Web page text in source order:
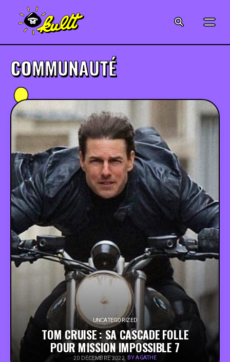
SÉRIES
MUSIQUE
CRÉATION
ART
JEUX-VIDÉO
PEOPLE
FOOD
BONS PLANS
SOUTENEZ KULTT
COMMUNAUTÉ
UNCATEGORIZED
TOM CRUISE : SA CASCADE FOLLE
POUR MISSION IMPOSSIBLE 7
20 DÉCEMBRE 2022 BY AGATHE